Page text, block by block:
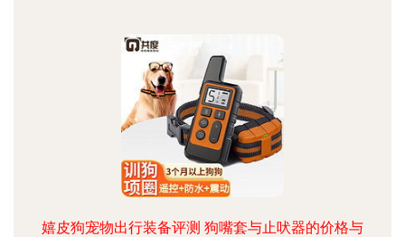
嬉皮狗宠物出行装备评测 狗嘴套与止吠器的价格与